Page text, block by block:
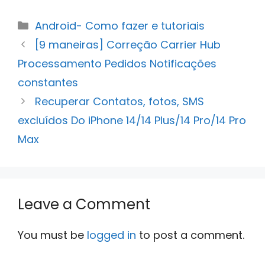
Categories
Android- Como fazer e tutoriais
Post
navigation
[9 maneiras] Correção Carrier Hub
Processamento Pedidos Notificações
constantes
Recuperar Contatos, fotos, SMS
excluídos Do iPhone 14/14 Plus/14 Pro/14 Pro
Max
Leave a Comment
You must be logged in to post a comment.